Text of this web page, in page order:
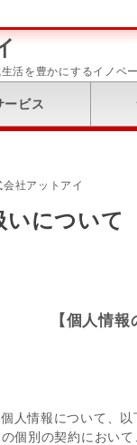
活を豊かにするイノベ
ービス
社アットアイ
いについて
【個人情
人情報について、
個別の契約におい